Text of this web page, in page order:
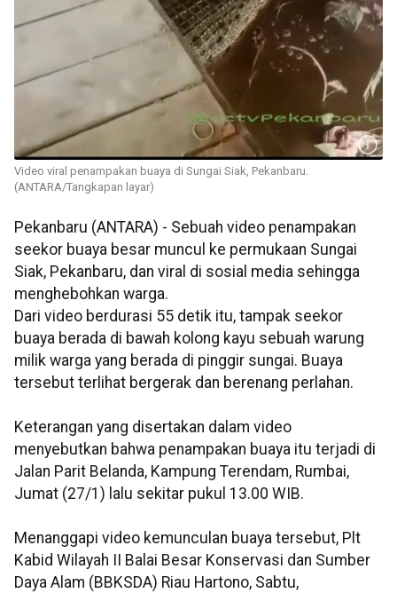
Video viral penampakan buaya di Sungai Siak, Pekanbaru.
(ANTARA/Tangkapan layar)
Pekanbaru (ANTARA) - Sebuah video penampakan
seekor buaya besar muncul ke permukaan Sungai
Siak, Pekanbaru, dan viral di sosial media sehingga
menghebohkan warga.
Dari video berdurasi 55 detik itu, tampak seekor
buaya berada di bawah kolong kayu sebuah warung
milik warga yang berada di pinggir sungai. Buaya
tersebut terlihat bergerak dan berenang perlahan.
Keterangan yang disertakan dalam video
menyebutkan bahwa penampakan buaya itu terjadi di
Jalan Parit Belanda, Kampung Terendam, Rumbai,
Jumat (27/1) lalu sekitar pukul 13.00 WIB.
Menanggapi video kemunculan buaya tersebut, Plt
Kabid Wilayah II Balai Besar Konservasi dan Sumber
Daya Alam (BBKSDA) Riau Hartono, Sabtu,